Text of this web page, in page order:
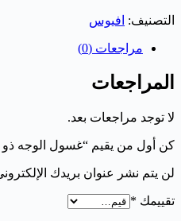
التصنيف: افيوس
مراجعات (0)
المراجعات
لا توجد مراجعات بعد.
كن أول من يقيم “غسول الوجه ذو
لن يتم نشر عنوان بريدك
تقييمك *